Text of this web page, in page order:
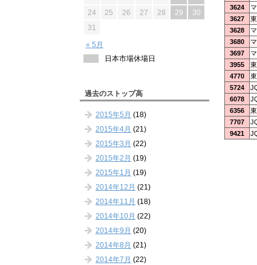
3624
3627
3628
3680
3697
3955
4770
5724
6078
6356
7707
9421
« 5月
24
25 26 27 28 29
30
31
日本市場休場日
過去のストップ高
2015年5月 (18)
2015年4月 (21)
2015年3月 (22)
2015年2月 (19)
2015年1月 (19)
2014年12月 (21)
2014年11月 (18)
2014年10月 (22)
2014年9月 (20)
2014年8月 (21)
2014年7月 (22)